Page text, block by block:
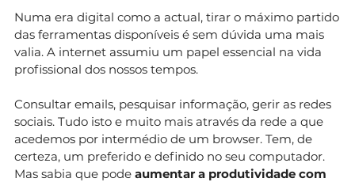
Numa era digital como a actual, tirar o máximo partido
das ferramentas disponíveis é sem dúvida uma mais
valia. A internet assumiu um papel essencial na vida
profissional dos nossos tempos.
Consultar emails, pesquisar informação, gerir as redes
sociais. Tudo isto e muito mais através da rede a que
acedemos por intermédio de um browser. Tem, de
certeza, um preferido e definido no seu computador.
Mas sabia que pode aumentar a produtividade com